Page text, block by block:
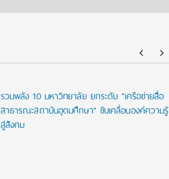
รวมพลัง 10 มหาวิทยาลัย ยกระดับ “เครือข่ายสื่อ
สาธารณะสถาบันอุดมศึกษา” ขับเคลื่อนองค์ความรู้
สู่สังคม